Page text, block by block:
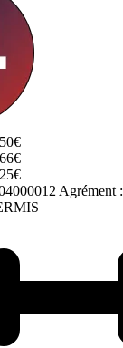
Agrément :